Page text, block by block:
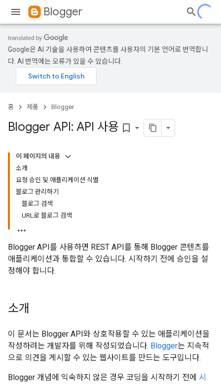
Blogger
Google은 AI 기술을 사용하여 콘텐츠를 사용자의 기본 언어로 번역합니
다. AI 번역에는 오류가 있을 수 있습니다.
홈 제품 Blogger
Blogger API: API 사용 bookmark_border
이 페이지의 내용
소개
요청 승인 및 애플리케이션 식별
블로그 관리하기
블로그 검색
URL로 블로그 검색
Blogger API를 사용하면 REST API를 통해 Blogger 콘텐츠를
애플리케이션과 통합할 수 있습니다. 시작하기 전에 승인을 설
정해야 합니다.
소개
이 문서는 Blogger API와 상호작용할 수 있는 애플리케이션을
작성하려는 개발자를 위해 작성되었습니다. Blogger는 지속적
으로 의견을 게시할 수 있는 웹사이트를 만드는 도구입니다.
Blogger 개념에 익숙하지 않은 경우 코딩을 시작하기 전에 시